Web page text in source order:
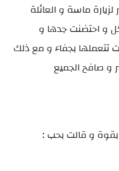
ماسة و العائلة
و احتضنت جدها و
تتعملها بجفاء و مع ذلك
و صافح الجميع
و قالت بحب :